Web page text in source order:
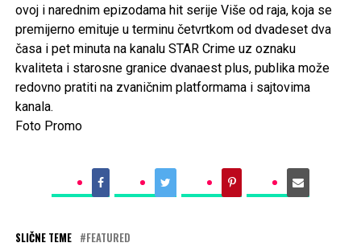
ovoj i narednim epizodama hit serije Više od raja, koja se
premijerno emituje u terminu četvrtkom od dvadeset dva
časa i pet minuta na kanalu STAR Crime uz oznaku
kvaliteta i starosne granice dvanaest plus, publika može
redovno pratiti na zvaničnim platformama i sajtovima
kanala.
Foto Promo
SLIČNE TEME FEATURED